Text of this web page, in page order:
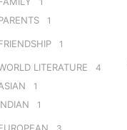
1
1
LITERATURE 4
1
1